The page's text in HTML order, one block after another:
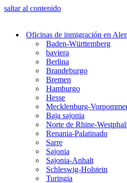
saltar al contenido
Oficinas de inmigración en
Baden-Württemberg
baviera
Berlina
Brandeburgo
Bremen
Hamburgo
Hesse
Mecklenburg-
Baja sajonia
Norte de Rhine-
Renania-Palatinado
Sarre
Sajonia
Sajonia-Anhalt
Schleswig-Holstein
Turingia